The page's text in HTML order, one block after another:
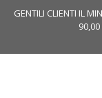
GENTILI CLIENTI IL
90,00